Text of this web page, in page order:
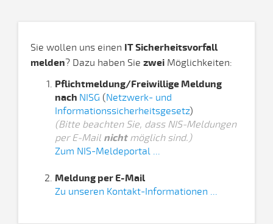
Sie wollen uns einen IT Sicherheitsvorfall
melden? Dazu haben Sie zwei Möglichkeiten:
Pflichtmeldung/Freiwillige Meldung
nach NISG (Netzwerk- und
Informationssicherheitsgesetz)
(Bitte beachten Sie, dass NIS-Meldungen
per E-Mail nichtmöglich sind.)
Zum NIS-Meldeportal ...
Meldung per E-Mail
Zu unseren Kontakt-Informationen ...